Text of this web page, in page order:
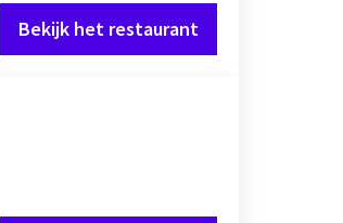
Bekijk het restaurant